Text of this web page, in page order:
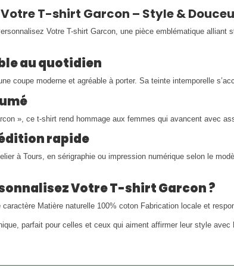
T-shirt Garcon – Style &
Votre T-shirt Garcon, une pièce emblématique
au quotidien
coupe moderne et agréable à porter. Sa teinte intemporelle
», ce t-shirt rend hommage aux femmes qui avancent avec
rapide
à Tours, en sérigraphie ou impression numérique selon le
Votre T-shirt Garcon ?
Matière naturelle 100% coton Fabrication locale et
parfait pour celles et ceux qui aiment affirmer leur style avec